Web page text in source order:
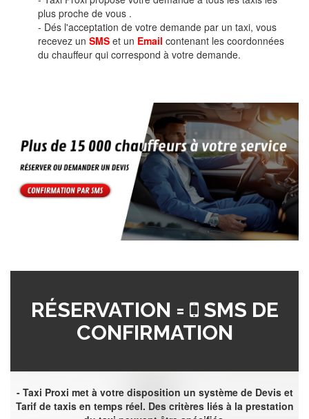
plus proche de vous .
- Dés l'acceptation de votre demande par un taxi, vous
recevez un SMS et un Email contenant les coordonnées
du chauffeur qui correspond à votre demande.
RÉSERVATION =
SMS DE
CONFIRMATION
- Taxi Proxi met à votre disposition un système de Devis et
Tarif de taxis en temps réel. Des critères liés à la prestation